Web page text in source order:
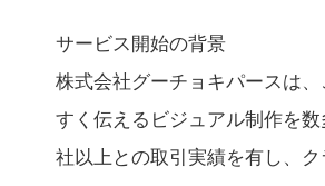
サービス開始の背景
株式会社グーチョキパースは
すく伝えるビジュアル制作を
社以上との取引実績を有し、